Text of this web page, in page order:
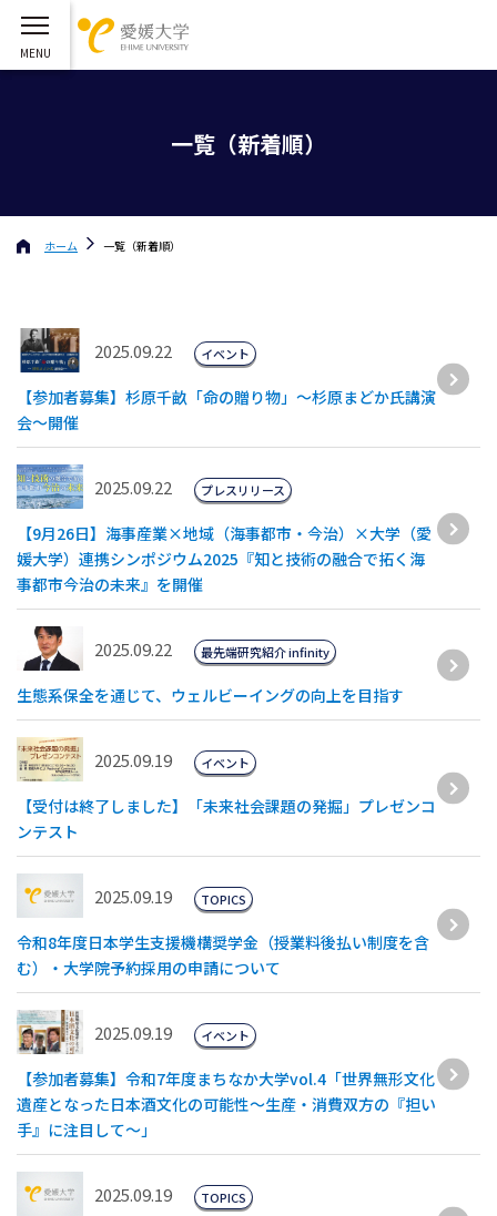
一覧（新着順）
ホーム 一覧（新着順）
2025.09.22
【参加者募集】杉原千畝「命の贈り物」～杉原まどか氏講演
会～開催
イベント
2025.09.22
【9月26日】海事産業×地域（海事都市・今治）×大学（愛
媛大学）連携シンポジウム2025『知と技術の融合で拓く海
事都市今治の未来』を開催
プレスリリース
2025.09.22
生態系保全を通じて、ウェルビーイングの向上を目指す
最先端研究紹介 infinity
2025.09.19
【受付は終了しました】「未来社会課題の発掘」プレゼンコ
ンテスト
イベント
2025.09.19
令和8年度日本学生支援機構奨学金（授業料後払い制度を含
む）・大学院予約採用の申請について
TOPICS
2025.09.19
【参加者募集】令和7年度まちなか大学vol.4「世界無形文化
遺産となった日本酒文化の可能性～生産・消費双方の『担い
手』に注目して～」
イベント
2025.09.19 TOPICS